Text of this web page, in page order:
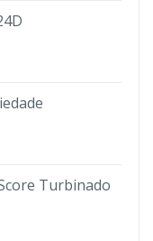
Turbinado